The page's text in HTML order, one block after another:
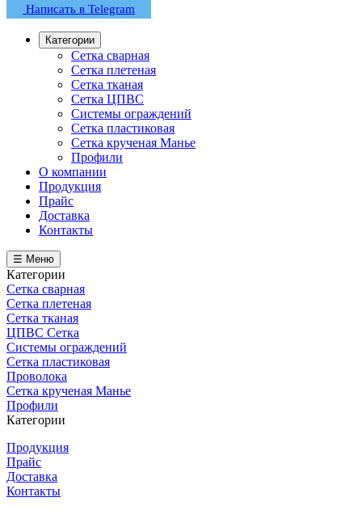
Написать в Telegram
Категории
Сетка сварная
Сетка плетеная
Сетка тканая
Сетка ЦПВС
Системы ограждений
Сетка пластиковая
Сетка крученая Манье
Профили
О компании
Продукция
Прайс
Доставка
Контакты
☰ Меню
Категории
Сетка сварная
Сетка плетеная
Сетка тканая
ЦПВС Сетка
Системы ограждений
Сетка пластиковая
Проволока
Сетка крученая Манье
Профили
Категории
Продукция
Прайс
Доставка
Контакты